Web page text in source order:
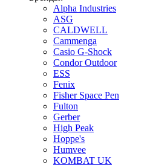
Alpha Industries
ASG
CALDWELL
Cammenga
Casio G-Shock
Condor Outdoor
ESS
Fenix
Fisher Space Pen
Fulton
Gerber
High Peak
Hoppe's
Humvee
KOMBAT UK